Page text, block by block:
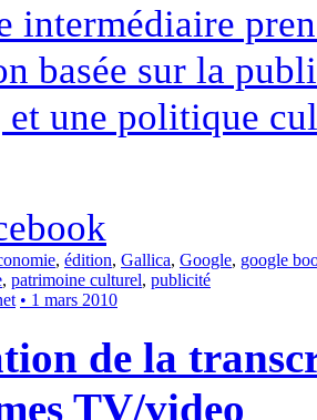
intermédiaire
basée sur la
une politique
, édition, Gallica, Google, google
, patrimoine culturel, publicité
• 1 mars 2010
de la
TV/video